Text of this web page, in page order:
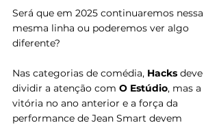
Será que em 2025 continuaremos nessa
mesma linha ou poderemos ver algo
diferente?
Nas categorias de comédia, Hacks deve
dividir a atenção com O Estúdio, mas a
vitória no ano anterior e a força da
performance de Jean Smart devem